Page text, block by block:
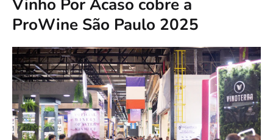
Vinho Por Acaso cobre a
ProWine São Paulo 2025